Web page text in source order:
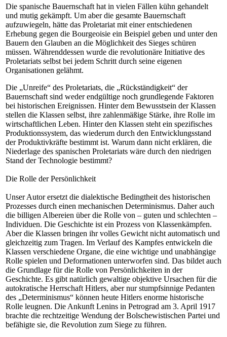
Die spanische Bauernschaft hat in vielen Fällen kühn gehandelt
und mutig gekämpft. Um aber die gesamte Bauernschaft
aufzuwiegeln, hätte das Proletariat mit einer entschiedenen
Erhebung gegen die Bourgeoisie ein Beispiel geben und unter den
Bauern den Glauben an die Möglichkeit des Sieges schüren
müssen. Währenddessen wurde die revolutionäre Initiative des
Proletariats selbst bei jedem Schritt durch seine eigenen
Organisationen gelähmt.
Die „Unreife“ des Proletariats, die „Rückständigkeit“ der
Bauernschaft sind weder endgültige noch grundlegende Faktoren
bei historischen Ereignissen. Hinter dem Bewusstsein der Klassen
stellen die Klassen selbst, ihre zahlenmäßige Stärke, ihre Rolle im
wirtschaftlichen Leben. Hinter den Klassen steht ein spezifisches
Produktionssystem, das wiederum durch den Entwicklungsstand
der Produktivkräfte bestimmt ist. Warum dann nicht erklären, die
Niederlage des spanischen Proletariats wäre durch den niedrigen
Stand der Technologie bestimmt?
Die Rolle der Persönlichkeit
Unser Autor ersetzt die dialektische Bedingtheit des historischen
Prozesses durch einen mechanischen Determinismus. Daher auch
die billigen Albereien über die Rolle von – guten und schlechten –
Individuen. Die Geschichte ist ein Prozess von Klassenkämpfen.
Aber die Klassen bringen ihr volles Gewicht nicht automatisch und
gleichzeitig zum Tragen. Im Verlauf des Kampfes entwickeln die
Klassen verschiedene Organe, die eine wichtige und unabhängige
Rolle spielen und Deformationen unterworfen sind. Das bildet auch
die Grundlage für die Rolle von Persönlichkeiten in der
Geschichte. Es gibt natürlich gewaltige objektive Ursachen für die
autokratische Herrschaft Hitlers, aber nur stumpfsinnige Pedanten
des „Determinismus“ können heute Hitlers enorme historische
Rolle leugnen. Die Ankunft Lenins in Petrograd am 3. April 1917
brachte die rechtzeitige Wendung der Bolschewistischen Partei und
befähigte sie, die Revolution zum Siege zu führen.